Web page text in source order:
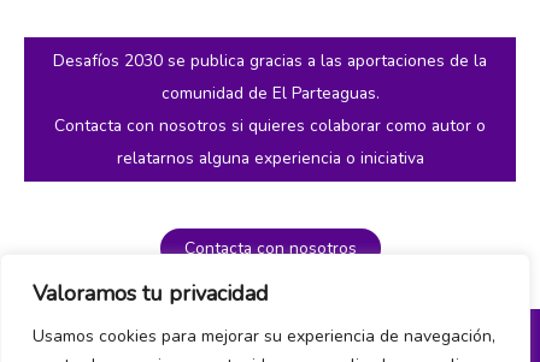
Valoramos tu privacidad
Usamos cookies para mejorar su experiencia de navegación,
Desafíos 2030 se publica gracias a las aportaciones de la
comunidad de El Parteaguas.
Contacta con nosotros si quieres colaborar como autor o
relatarnos alguna experiencia o iniciativa
Contacta con nosotros